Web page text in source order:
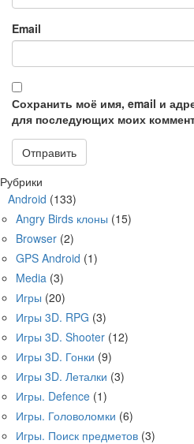
Email
Сохранить моё имя, email и
для последующих моих
Рубрики
Android (133)
Angry Birds клоны (15)
Browser (2)
GPS Android (1)
Media (3)
Игры (20)
Игры 3D. RPG (3)
Игры 3D. Shooter (12)
Игры 3D. Гонки (9)
Игры 3D. Леталки (3)
Игры. Defence (1)
Игры. Головоломки (6)
Игры. Поиск предметов (3)